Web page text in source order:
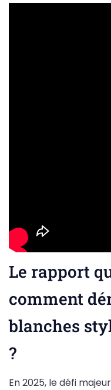
Le rapport
comment
blanches
?
En 2025, le défi